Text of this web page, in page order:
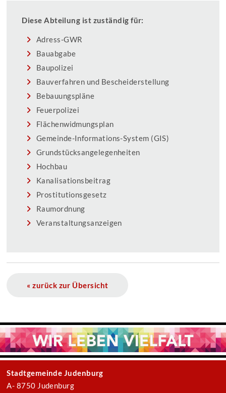
Diese Abteilung ist zuständig für:
Adress-GWR
Bauabgabe
Baupolizei
Bauverfahren und Bescheiderstellung
Bebauungspläne
Feuerpolizei
Flächenwidmungsplan
Gemeinde-Informations-System (GIS)
Grundstücksangelegenheiten
Hochbau
Kanalisationsbeitrag
Prostitutionsgesetz
Raumordnung
Veranstaltungsanzeigen
« zurück zur Übersicht
Stadtgemeinde Judenburg
A- 8750 Judenburg